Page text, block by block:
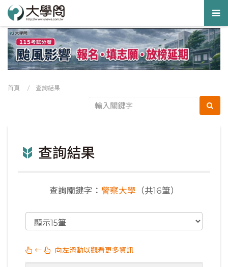
首頁 / 查詢結果
查詢結果
查詢關鍵字： 警察大學 （共16筆）
← 向左滑動以觀看更多資訊